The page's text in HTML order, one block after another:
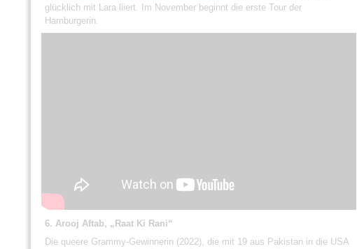
glücklich mit Lara liiert. Im November beginnt die erste Tour der
Hamburgerin.
6. Arooj Aftab, „Raat Ki Rani“
Die queere Grammy-Gewinnerin (2022), die mit 19 aus Pakistan in die USA